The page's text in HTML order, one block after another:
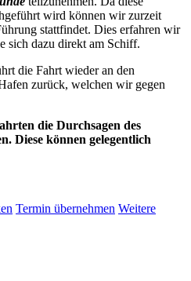
wird können wir zurzeit
stattfindet. Dies erfahren wir
sich dazu direkt am Schiff.
die Fahrt wieder an den
zurück, welchen wir gegen
die Durchsagen des
Diese können gelegentlich
Termin übernehmen Weitere